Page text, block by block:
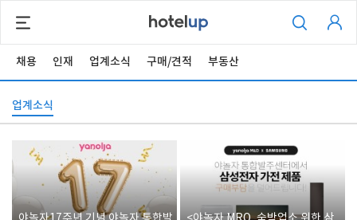
채용 인재 업계소식 구매/견적 부동산
업계소식